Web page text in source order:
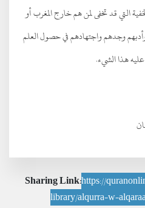
التي قد تخفى لمن هم خارج المغرب أو
وجدهم واجتهادهم في حصول العلم
هذا الشيء.
Sharing Link:https://
library/alqurra-w-